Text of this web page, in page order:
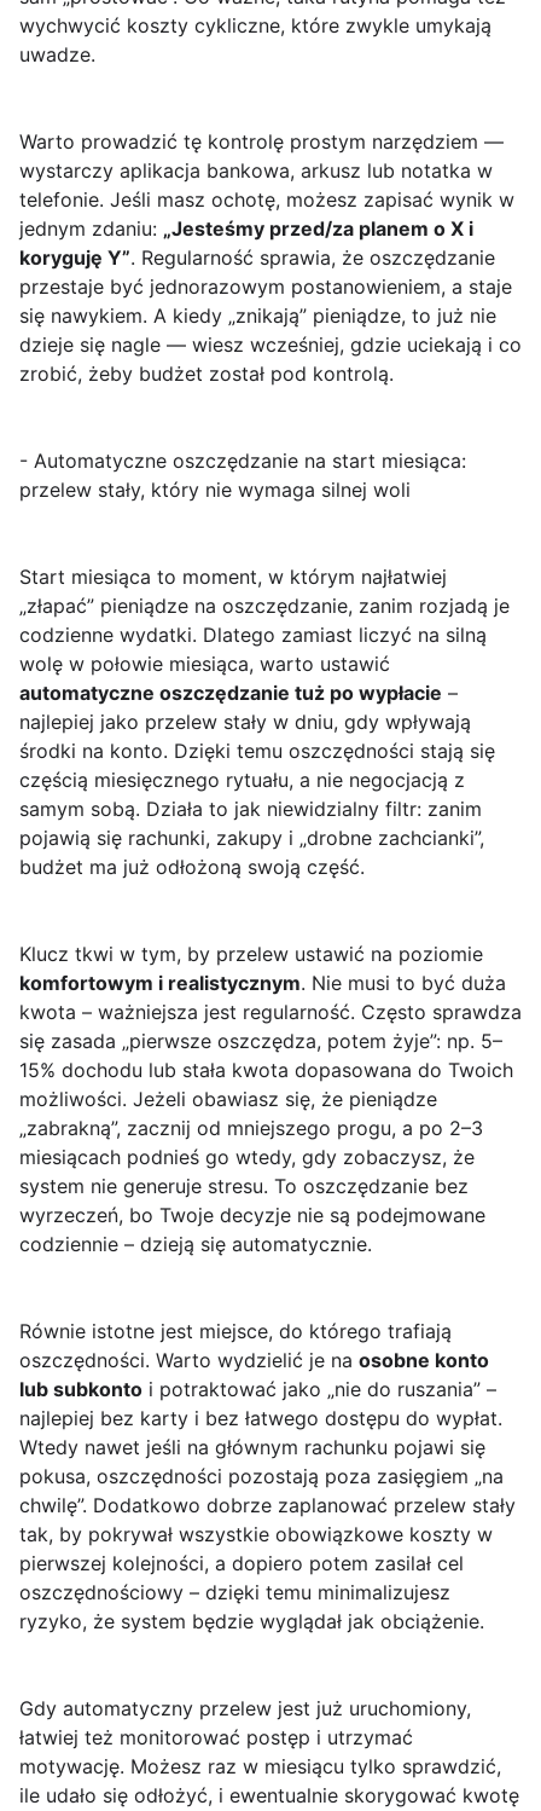
wychwycić koszty cykliczne, które zwykle umykają
uwadze.
Warto prowadzić tę kontrolę prostym narzędziem —
wystarczy aplikacja bankowa, arkusz lub notatka w
telefonie. Jeśli masz ochotę, możesz zapisać wynik w
jednym zdaniu: „Jesteśmy przed/za planem o X i
koryguję Y”. Regularność sprawia, że oszczędzanie
przestaje być jednorazowym postanowieniem, a staje
się nawykiem. A kiedy „znikają” pieniądze, to już nie
dzieje się nagle — wiesz wcześniej, gdzie uciekają i co
zrobić, żeby budżet został pod kontrolą.
- Automatyczne oszczędzanie na start miesiąca:
przelew stały, który nie wymaga silnej woli
Start miesiąca to moment, w którym najłatwiej
„złapać” pieniądze na oszczędzanie, zanim rozjadą je
codzienne wydatki. Dlatego zamiast liczyć na silną
wolę w połowie miesiąca, warto ustawić
automatyczne oszczędzanie tuż po wypłacie –
najlepiej jako przelew stały w dniu, gdy wpływają
środki na konto. Dzięki temu oszczędności stają się
częścią miesięcznego rytuału, a nie negocjacją z
samym sobą. Działa to jak niewidzialny filtr: zanim
pojawią się rachunki, zakupy i „drobne zachcianki”,
budżet ma już odłożoną swoją część.
Klucz tkwi w tym, by przelew ustawić na poziomie
komfortowym i realistycznym. Nie musi to być duża
kwota – ważniejsza jest regularność. Często sprawdza
się zasada „pierwsze oszczędza, potem żyje”: np. 5–
15% dochodu lub stała kwota dopasowana do Twoich
możliwości. Jeżeli obawiasz się, że pieniądze
„zabrakną”, zacznij od mniejszego progu, a po 2–3
miesiącach podnieś go wtedy, gdy zobaczysz, że
system nie generuje stresu. To oszczędzanie bez
wyrzeczeń, bo Twoje decyzje nie są podejmowane
codziennie – dzieją się automatycznie.
Równie istotne jest miejsce, do którego trafiają
oszczędności. Warto wydzielić je na osobne konto
lub subkonto i potraktować jako „nie do ruszania” –
najlepiej bez karty i bez łatwego dostępu do wypłat.
Wtedy nawet jeśli na głównym rachunku pojawi się
pokusa, oszczędności pozostają poza zasięgiem „na
chwilę”. Dodatkowo dobrze zaplanować przelew stały
tak, by pokrywał wszystkie obowiązkowe koszty w
pierwszej kolejności, a dopiero potem zasilał cel
oszczędnościowy – dzięki temu minimalizujesz
ryzyko, że system będzie wyglądał jak obciążenie.
Gdy automatyczny przelew jest już uruchomiony,
łatwiej też monitorować postęp i utrzymać
motywację. Możesz raz w miesiącu tylko sprawdzić,
ile udało się odłożyć, i ewentualnie skorygować kwotę